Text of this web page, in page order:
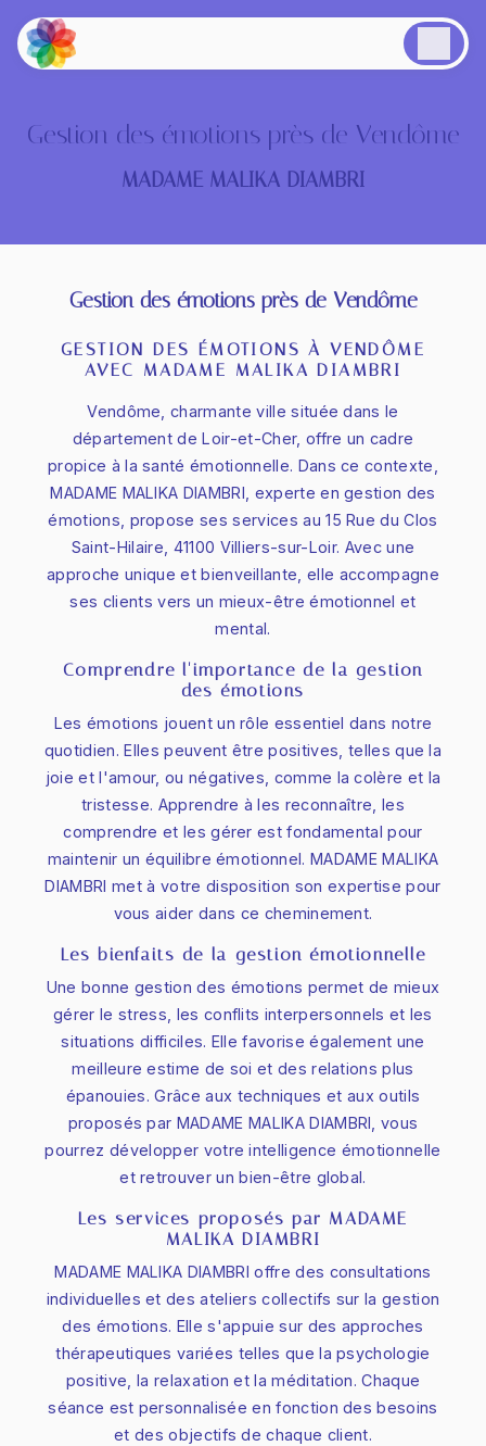
Gestion des émotions près de Vendôme
MADAME MALIKA DIAMBRI
Gestion des émotions près de Vendôme
GESTION DES ÉMOTIONS À VENDÔME
AVEC MADAME MALIKA DIAMBRI
Vendôme, charmante ville située dans le
département de Loir-et-Cher, offre un cadre
propice à la santé émotionnelle. Dans ce contexte,
MADAME MALIKA DIAMBRI, experte en gestion des
émotions, propose ses services au 15 Rue du Clos
Saint-Hilaire, 41100 Villiers-sur-Loir. Avec une
approche unique et bienveillante, elle accompagne
ses clients vers un mieux-être émotionnel et
mental.
Comprendre l'importance de la gestion
des émotions
Les émotions jouent un rôle essentiel dans notre
quotidien. Elles peuvent être positives, telles que la
joie et l'amour, ou négatives, comme la colère et la
tristesse. Apprendre à les reconnaître, les
comprendre et les gérer est fondamental pour
maintenir un équilibre émotionnel. MADAME MALIKA
DIAMBRI met à votre disposition son expertise pour
vous aider dans ce cheminement.
Les bienfaits de la gestion émotionnelle
Une bonne gestion des émotions permet de mieux
gérer le stress, les conflits interpersonnels et les
situations difficiles. Elle favorise également une
meilleure estime de soi et des relations plus
épanouies. Grâce aux techniques et aux outils
proposés par MADAME MALIKA DIAMBRI, vous
pourrez développer votre intelligence émotionnelle
et retrouver un bien-être global.
Les services proposés par MADAME
MALIKA DIAMBRI
MADAME MALIKA DIAMBRI offre des consultations
individuelles et des ateliers collectifs sur la gestion
des émotions. Elle s'appuie sur des approches
thérapeutiques variées telles que la psychologie
positive, la relaxation et la méditation. Chaque
séance est personnalisée en fonction des besoins
et des objectifs de chaque client.